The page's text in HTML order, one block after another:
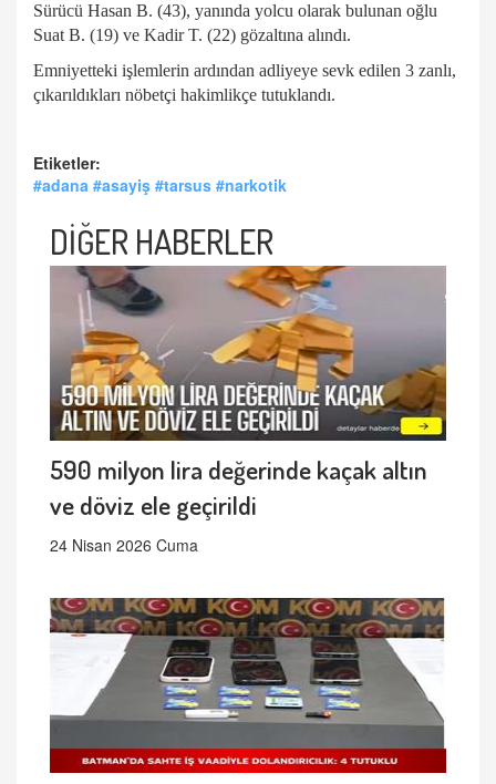
Sürücü Hasan B. (43), yanında yolcu olarak bulunan oğlu
Suat B. (19) ve Kadir T. (22) gözaltına alındı.
Emniyetteki işlemlerin ardından adliyeye sevk edilen 3 zanlı,
çıkarıldıkları nöbetçi hakimlikçe tutuklandı.
Etiketler:
#adana #asayiş #tarsus #narkotik
DİĞER HABERLER
590 milyon lira değerinde kaçak altın
ve döviz ele geçirildi
24 Nisan 2026 Cuma